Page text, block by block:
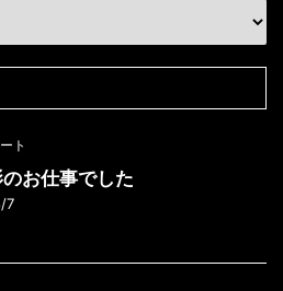
ト
お仕事でした
7